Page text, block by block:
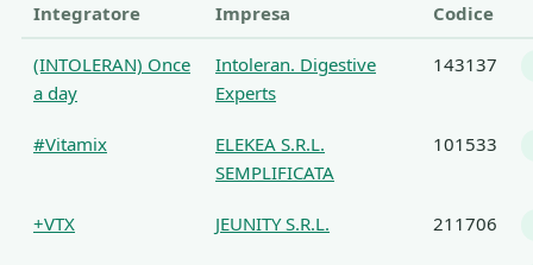
Integratore Impresa Codice
(INTOLERAN) Once
a day
Intoleran. Digestive
Experts
143137
#Vitamix
ELEKEA S.R.L.
SEMPLIFICATA
101533
+VTX JEUNITY S.R.L. 211706